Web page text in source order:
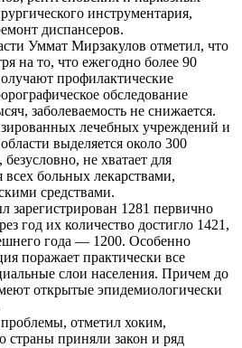
инструментария,
диспансеров.
Уммат Мирзакулов отметил, что
на то, что ежегодно более 90
профилактические
обследование
заболеваемость не снижается.
лечебных учреждений и
выделяется около 300
не хватает для
всех больных лекарствами,
средствами.
зарегистрирован 1281 первично
год их количество достигло 1421,
года — 1200. Особенно
поражает практически все
слои населения. Причем до
открытые эпидемиологически
отметил хоким,
страны приняли закон и ряд